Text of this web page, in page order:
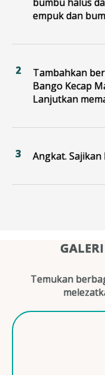
empuk dan
Tambahkan
Bango Kecap
Lanjutkan
Angkat. Sajikan
Temukan